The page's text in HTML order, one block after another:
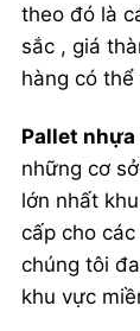
theo đó là
sắc , giá
hàng có
Pallet nhựa
những cơ
lớn nhất
cấp cho
chúng tôi
khu vực